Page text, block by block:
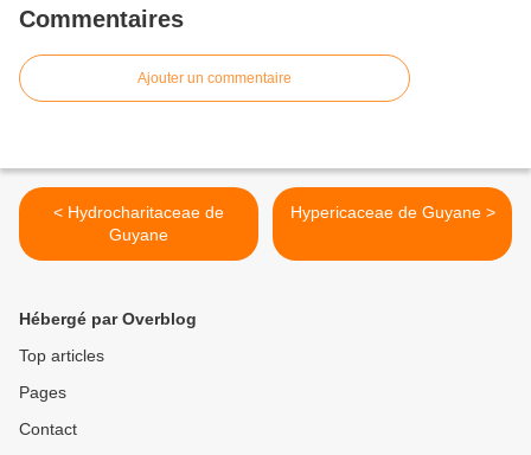
Commentaires
Ajouter un commentaire
< Hydrocharitaceae de
Guyane
Hypericaceae de Guyane >
Hébergé par Overblog
Top articles
Pages
Contact